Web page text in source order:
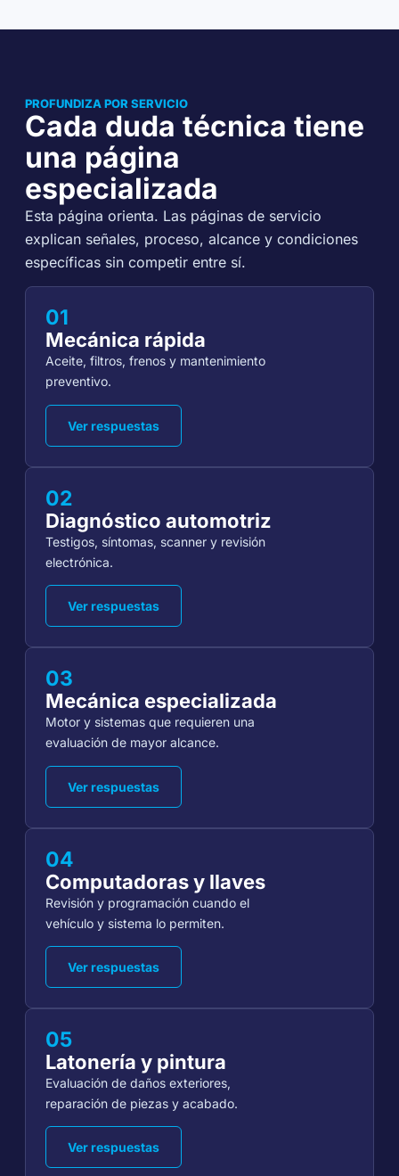
PROFUNDIZA POR SERVICIO
Cada duda técnica tiene
una página
especializada
Esta página orienta. Las páginas de servicio
explican señales, proceso, alcance y condiciones
específicas sin competir entre sí.
01
Mecánica rápida
Aceite, filtros, frenos y mantenimiento
preventivo.
Ver respuestas
02
Diagnóstico automotriz
Testigos, síntomas, scanner y revisión
electrónica.
Ver respuestas
03
Mecánica especializada
Motor y sistemas que requieren una
evaluación de mayor alcance.
Ver respuestas
04
Computadoras y llaves
Revisión y programación cuando el
vehículo y sistema lo permiten.
Ver respuestas
05
Latonería y pintura
Evaluación de daños exteriores,
reparación de piezas y acabado.
Ver respuestas